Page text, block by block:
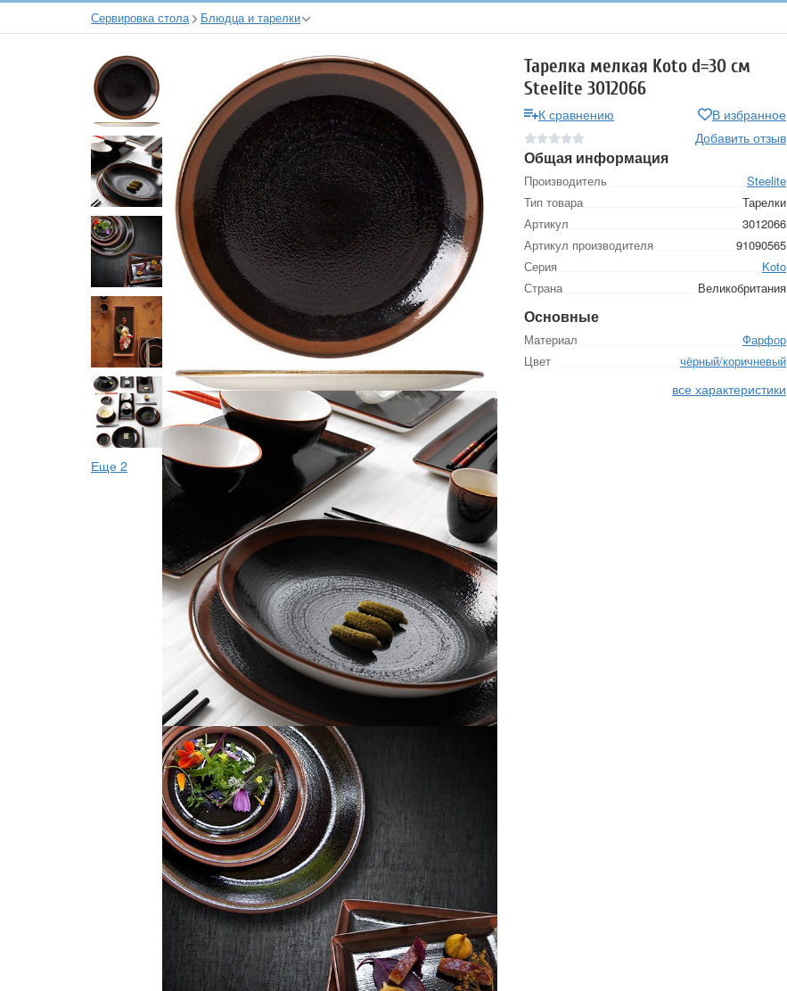
Сервировка стола Блюдца и тарелки
Еще 2
Тарелка мелкая Koto d=30 см
Steelite 3012066
К сравнению
В избранное
Добавить отзыв
Общая информация
Производитель
Steelite
Тип товара
Тарелки
Артикул
3012066
Артикул производителя
91090565
Серия
Koto
Страна
Великобритания
Основные
Материал
Фарфор
Цвет
чёрный/коричневый
все характеристики